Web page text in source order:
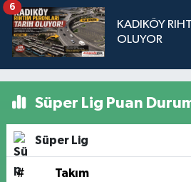
KADIKÖY
OLUYOR
6
Süper Lig Puan
Süper Lig
# Takım